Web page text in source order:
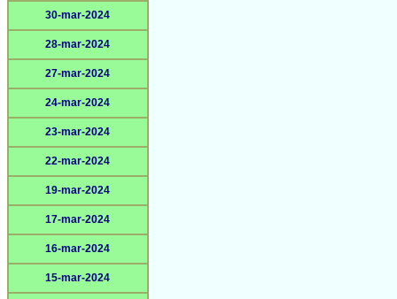
30-mar-2024
28-mar-2024
27-mar-2024
24-mar-2024
23-mar-2024
22-mar-2024
19-mar-2024
17-mar-2024
16-mar-2024
15-mar-2024